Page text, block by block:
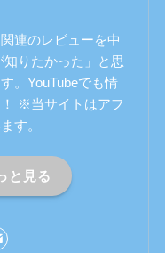
連のレビューを中
りたかった」と思
。YouTubeでも情
※当サイトはアフ
す。
と見る